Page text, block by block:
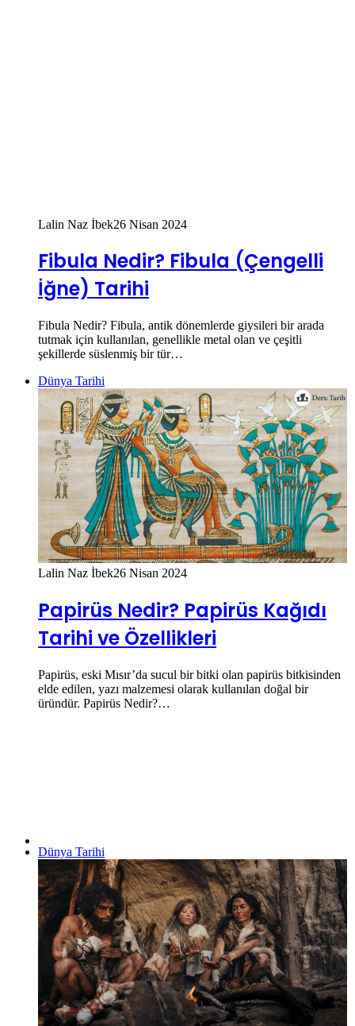
Lalin Naz İbek26 Nisan 2024
Fibula Nedir? Fibula (Çengelli
İğne) Tarihi
Fibula Nedir? Fibula, antik dönemlerde giysileri bir arada
tutmak için kullanılan, genellikle metal olan ve çeşitli
şekillerde süslenmiş bir tür…
Dünya Tarihi
Lalin Naz İbek26 Nisan 2024
Papirüs Nedir? Papirüs Kağıdı
Tarihi ve Özellikleri
Papirüs, eski Mısır’da sucul bir bitki olan papirüs bitkisinden
elde edilen, yazı malzemesi olarak kullanılan doğal bir
üründür. Papirüs Nedir?…
Dünya Tarihi